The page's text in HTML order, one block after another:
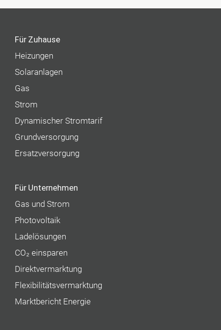
Für Zuhause
Heizungen
Solaranlagen
Gas
Strom
Dynamischer Stromtarif
Grundversorgung
Ersatzversorgung
Für Unternehmen
Gas und Strom
Photovoltaik
Ladelösungen
CO₂ einsparen
Direktvermarktung
Flexibilitätsvermarktung
Marktbericht Energie